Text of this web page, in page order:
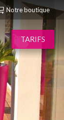
Notre boutique
TARIFS